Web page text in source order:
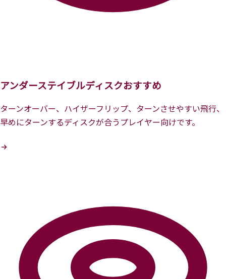
アンダーステイブルディスクおすすめ
ターンオーバー、ハイザーフリップ、ターンさせやすい飛行、
早めにターンするディスクが合うプレイヤー向けです。